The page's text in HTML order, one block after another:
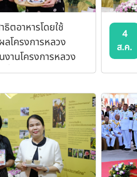
ธิตอาหารโดยใช้
โครงการหลวง
งานโครงการหลวง
ที่ 5 สิงหาคม 2569
4
ส.ค.